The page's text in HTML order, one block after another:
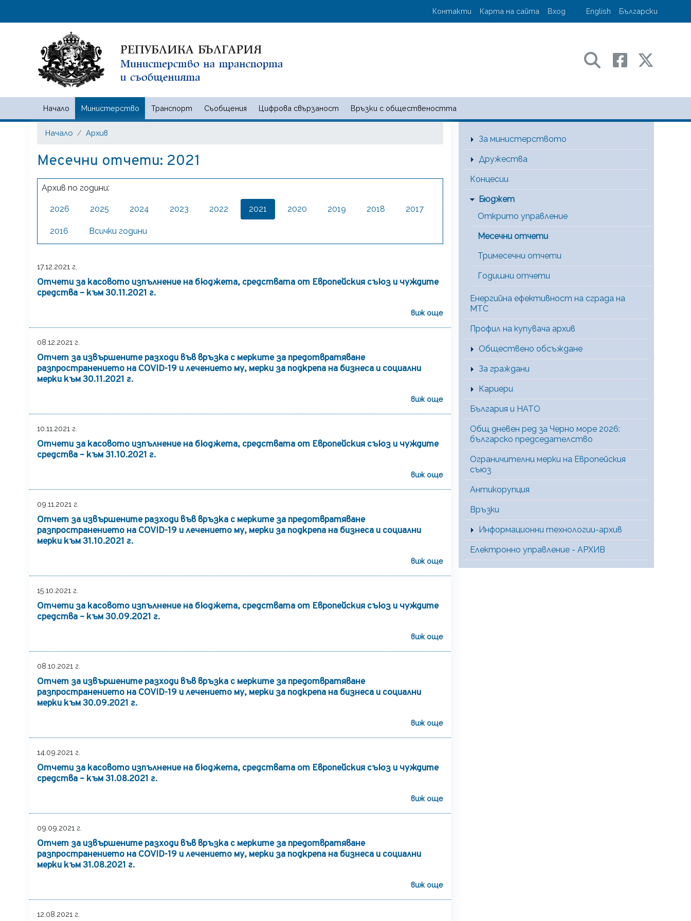
User account menu
Контакти Карта на сайта Вход English Български
Начало Министерство Транспорт Съобщения Цифрова свързаност Връзки с обществеността
Министерство на транспорта и съобщенията | Ministry of transport and communications
Начало Архив
Месечни отчети: 2021
Архив по години:
2026 2025 2024 2023 2022 2021 2020 2019 2018 2017
2016 Всички години
17.12.2021 г.
Отчети за касовото изпълнение на бюджета, средствата от Европейския съюз и чуждите
средства – към 30.11.2021 г.
виж още
08.12.2021 г.
Отчет за извършените разходи във връзка с мерките за предотвратяване
разпространението на COVID-19 и лечението му, мерки за подкрепа на бизнеса и социални
мерки към 30.11.2021 г.
виж още
10.11.2021 г.
Отчети за касовото изпълнение на бюджета, средствата от Европейския съюз и чуждите
средства – към 31.10.2021 г.
виж още
09.11.2021 г.
Отчет за извършените разходи във връзка с мерките за предотвратяване
разпространението на COVID-19 и лечението му, мерки за подкрепа на бизнеса и социални
мерки към 31.10.2021 г.
виж още
15.10.2021 г.
Отчети за касовото изпълнение на бюджета, средствата от Европейския съюз и чуждите
средства – към 30.09.2021 г.
виж още
08.10.2021 г.
Отчет за извършените разходи във връзка с мерките за предотвратяване
разпространението на COVID-19 и лечението му, мерки за подкрепа на бизнеса и социални
мерки към 30.09.2021 г.
виж още
14.09.2021 г.
Отчети за касовото изпълнение на бюджета, средствата от Европейския съюз и чуждите
средства – към 31.08.2021 г.
виж още
09.09.2021 г.
Отчет за извършените разходи във връзка с мерките за предотвратяване
разпространението на COVID-19 и лечението му, мерки за подкрепа на бизнеса и социални
мерки към 31.08.2021 г.
виж още
12.08.2021 г.
Main Menu [BG]
За министерството
Дружества
Концесии
Бюджет
Открито управление
Месечни отчети
Тримесечни отчети
Годишни отчети
Енергийна ефективност на сграда на
МТС
Профил на купувача архив
Обществено обсъждане
За граждани
Кариери
България и НАТО
Общ дневен ред за Черно море 2026:
българско председателство
Ограничителни мерки на Европейския
съюз
Антикорупция
Връзки
Информационни технологии-архив
Електронно управление - АРХИВ